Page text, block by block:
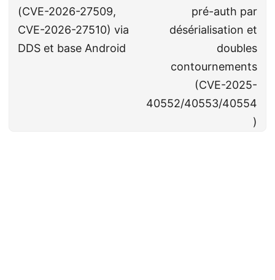
(CVE-2026-27509,
CVE-2026-27510) via
DDS et base Android
pré-auth par
désérialisation et
doubles
contournements
(CVE-2025-
40552/40553/40554
)